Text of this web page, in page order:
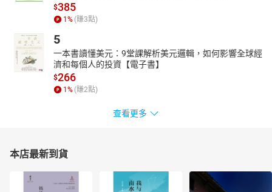
$385
1 % (賺3點)
5
一本書讀懂美元：9堂課解析美元邏輯，如何影響全球經
濟和每個人的投資【電子書】
$266
1 % (賺2點)
查看更多
本店最新到貨